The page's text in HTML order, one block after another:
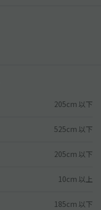
205cm 以下
525cm 以下
205cm 以下
10cm 以上
185cm 以下